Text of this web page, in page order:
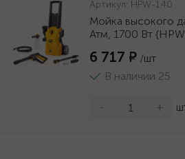
Артикул: HPW-140
Мойка высокого
Атм, 1700 Вт
6 717 ₽ /шт
В наличии 25
- +